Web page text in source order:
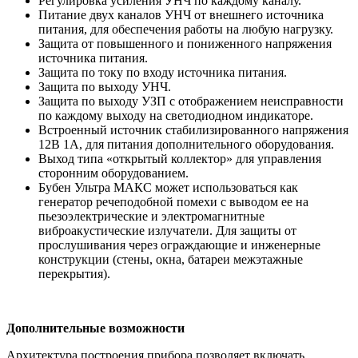
Питание двух каналов УНЧ от внешнего источника
питания, для обеспечения работы на любую нагрузку.
Защита от повышенного и пониженного напряжения
источника питания.
Защита по току по входу источника питания.
Защита по выходу УНЧ.
Защита по выходу УЗП с отображением неисправности
по каждому выходу на светодиодном индикаторе.
Встроенный источник стабилизированного напряжения
12В 1А, для питания дополнительного оборудования.
Выход типа «открытый коллектор» для управления
сторонним оборудованием.
Бубен Ультра МАКС может использоваться как
генератор речеподобной помехи с выводом ее на
пьезоэлектрические и электромагнитные
виброакустические излучатели. Для защиты от
прослушивания через ограждающие и инженерные
конструкции (стены, окна, батареи межэтажные
перекрытия).
Дополнительные возможности
Архитектура построения прибора позволяет включать